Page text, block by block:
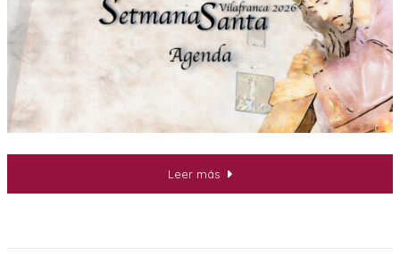
Leer más